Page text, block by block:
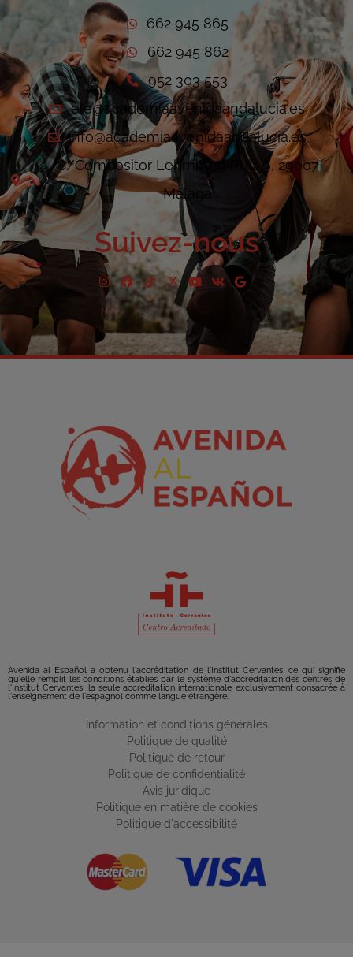
662 945 865
662 945 862
952 303 553
ele@academiaavenidaandalucia.es
info@academiaavenidaandalucia.es
C/Compositor Lehmberg Ruiz 9, 29007
Málaga
Suivez-nous
Avenida al Español a obtenu l'accréditation de l'Institut Cervantes, ce qui signifie
qu'elle remplit les conditions établies par le système d'accréditation des centres de
l'Institut Cervantes, la seule accréditation internationale exclusivement consacrée à
l'enseignement de l'espagnol comme langue étrangère.
Information et conditions générales
Politique de qualité
Politique de retour
Politique de confidentialité
Avis juridique
Politique en matière de cookies
Politique d'accessibilité